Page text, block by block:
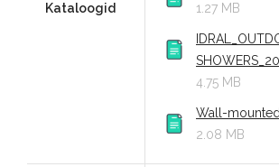
Kataloogid
1.27 MB
4.75 MB
Wall-
2.08 MB